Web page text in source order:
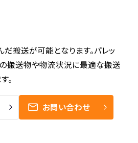
搬送が可能となります。パレッ
の搬送物や物流状況に最適な搬送
。
お問い合わせ